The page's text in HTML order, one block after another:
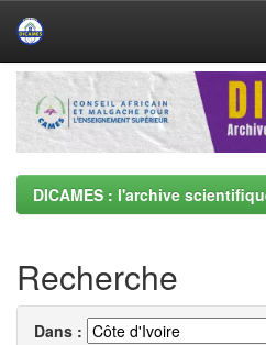
Skip
navigation
DICAMES : l'archive
Recherche
Dans :